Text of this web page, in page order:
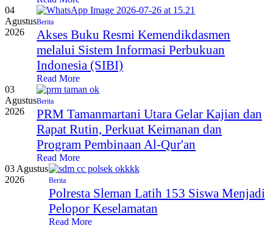
04
Agustus
2026
Berita
Akses Buku Resmi Kemendikdasmen
melalui Sistem Informasi Perbukuan
Indonesia (SIBI)
Read More
03
Agustus
2026
Berita
PRM Tamanmartani Utara Gelar Kajian dan
Rapat Rutin, Perkuat Keimanan dan
Program Pembinaan Al-Qur'an
Read More
03 Agustus
2026
Berita
Polresta Sleman Latih 153 Siswa Menjadi
Pelopor Keselamatan
Read More